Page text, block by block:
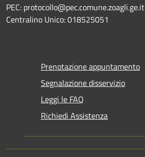
PEC: protocollo@pec.comune.zoagli.ge.it
Centralino Unico: 018525051
Prenotazione appuntamento
Segnalazione disservizio
Leggi le FAQ
Richiedi Assistenza